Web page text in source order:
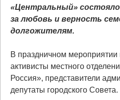
«Центральный»
за любовь и верность
долгожителям.
В праздничном мероприятии
активисты местного
Россия», представители
депутаты городского Совета.